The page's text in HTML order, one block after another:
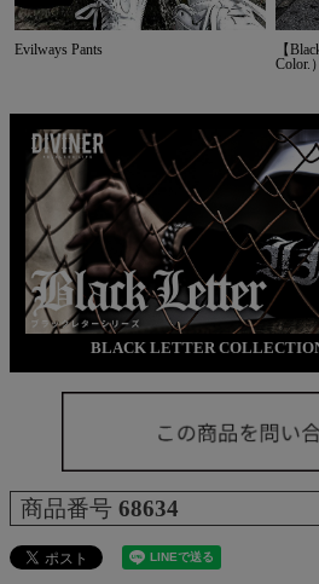
Evilways Pants
【
Color.）
BLACK LETTER
商品番号 68634